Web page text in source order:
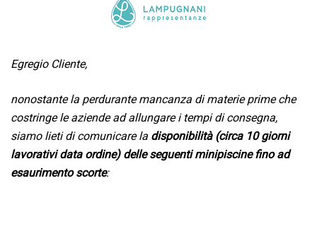
Egregio Cliente,
nonostante la perdurante mancanza di materie prime che
costringe le aziende ad allungare i tempi di consegna,
siamo lieti di comunicare la disponibilità (circa 10 giorni
lavorativi data ordine) delle seguenti minipiscine fino ad
esaurimento scorte: